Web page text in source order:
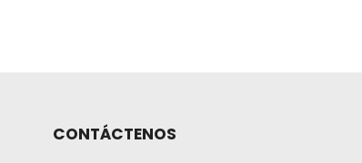
CONTÁCTENOS